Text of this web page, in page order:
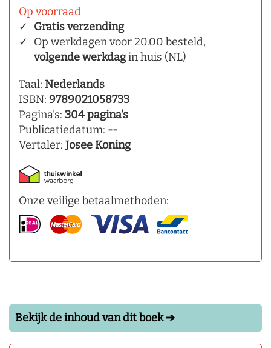
Op voorraad
Gratis verzending
Op werkdagen voor 20.00 besteld,
volgende werkdagin huis (NL)
Taal: Nederlands
ISBN: 9789021058733
Pagina's: 304 pagina's
Publicatiedatum: --
Vertaler: Josee Koning
Onze veilige betaalmethoden:
Bekijk de inhoud van dit boek ➔